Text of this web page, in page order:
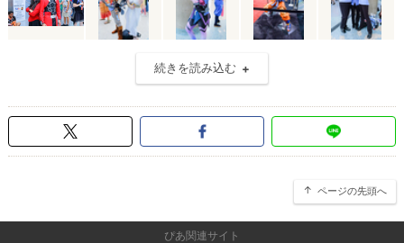
続きを読み込む
ページの先頭へ
ぴあ関連サイト